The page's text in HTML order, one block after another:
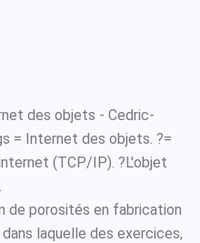
des objets - Cedric-
= Internet des objets. ?=
(TCP/IP). ?L'objet
de porosités en fabrication
laquelle des exercices,